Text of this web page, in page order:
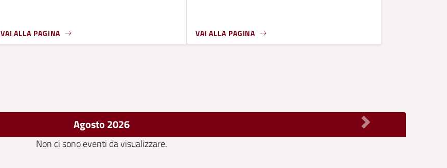
VAI ALLA PAGINA VAI ALLA PAGINA
Agosto 2026
Non ci sono eventi da visualizzare.